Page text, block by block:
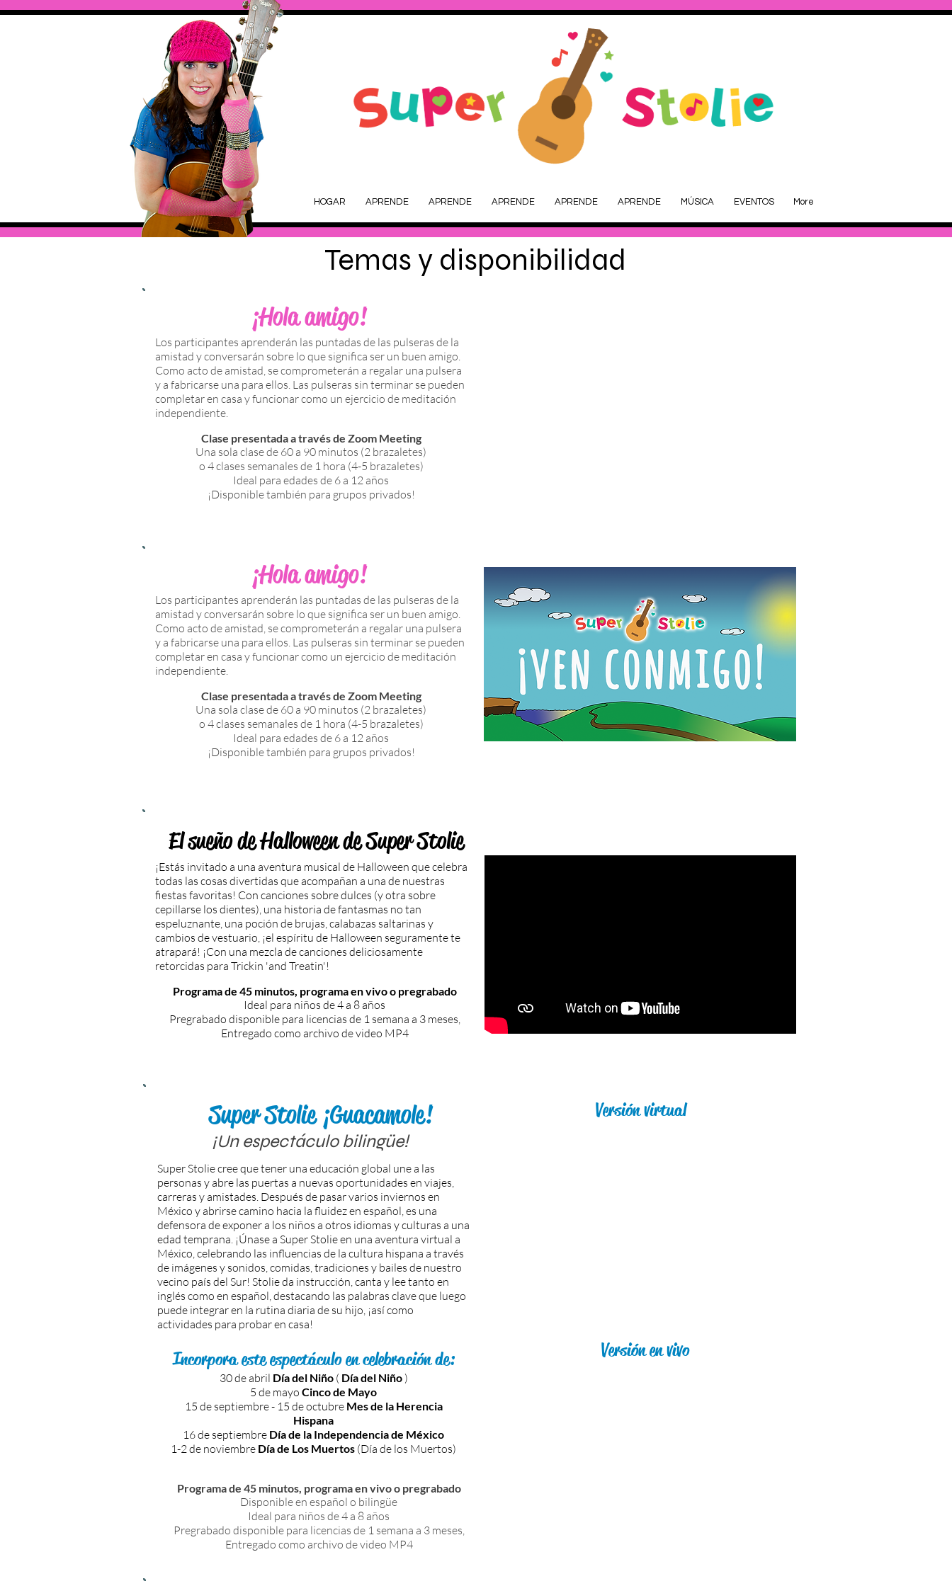
HOGAR APRENDE APRENDE APRENDE APRENDE APRENDE MÚSICA EVENTOS More
Temas y disponibilidad
¡Hola amigo!
Los participantes aprenderán las puntadas de las pulseras de la
amistad y conversarán sobre lo que significa ser un buen amigo.
Como acto de amistad, se comprometerán a regalar una pulsera
y a fabricarse una para ellos. Las pulseras sin terminar se pueden
completar en casa y funcionar como un ejercicio de meditación
independiente.
Clase presentada a través de Zoom Meeting
Una sola clase de 60 a 90 minutos (2 brazaletes)
o 4 clases semanales de 1 hora (4-5 brazaletes)
Ideal para edades de 6 a 12 años
¡Disponible también para grupos privados!
¡Hola amigo!
Los participantes aprenderán las puntadas de las pulseras de la
amistad y conversarán sobre lo que significa ser un buen amigo.
Como acto de amistad, se comprometerán a regalar una pulsera
y a fabricarse una para ellos. Las pulseras sin terminar se pueden
completar en casa y funcionar como un ejercicio de meditación
independiente.
Clase presentada a través de Zoom Meeting
Una sola clase de 60 a 90 minutos (2 brazaletes)
o 4 clases semanales de 1 hora (4-5 brazaletes)
Ideal para edades de 6 a 12 años
¡Disponible también para grupos privados!
El sueño de Halloween de Super Stolie
¡Estás invitado a una aventura musical de Halloween que celebra
todas las cosas divertidas que acompañan a una de nuestras
fiestas favoritas! Con canciones sobre dulces (y otra sobre
cepillarse los dientes), una historia de fantasmas no tan
espeluznante, una poción de brujas, calabazas saltarinas y
cambios de vestuario, ¡el espíritu de Halloween seguramente te
atrapará! ¡Con una mezcla de canciones deliciosamente
retorcidas para Trickin 'and Treatin'!
Programa de 45 minutos, programa envivo o pregrabado
Ideal para niños de 4 a 8 años
Pregrabado disponible para licencias de 1 semana a 3 meses,
Entregado como archivo de video MP4
Super Stolie ¡Guacamole!
¡Un espectáculo bilingüe!
Super Stolie cree que tener una educación global une a las
personas y abre las puertas a nuevas oportunidades en viajes,
carreras y amistades. Después de pasar varios inviernos en
México y abrirse camino hacia la fluidez en español, es una
defensora de exponer a los niños a otros idiomas y culturas a una
edad temprana. ¡Únase a Super Stolie en una aventura virtual a
México, celebrando las influencias de la cultura hispana a través
de imágenes y sonidos, comidas, tradiciones y bailes de nuestro
vecino país del Sur! Stolie da instrucción, canta y lee tanto en
inglés como en español, destacando las palabras clave que luego
puede integrar en la rutina diaria de su hijo, ¡así como
actividades para probar en casa!
Incorpora este espectáculo en celebración de:
30 de abril Día del Niño( Día del Niño)
5 de mayo Cinco de Mayo
15 de septiembre - 15 de octubre Mes de la Herencia
Hispana
16 de septiembre Día de la Independencia de México
1-2 de noviembre Día de Los Muertos (Día de los Muertos)
Programa de 45 minutos, programa envivo o pregrabado
Disponible en español o bilingüe
Ideal para niños de 4 a 8 años
Pregrabado disponible para licencias de 1 semana a 3 meses,
Entregado como archivo de video MP4
Versión virtual
Versión en vivo